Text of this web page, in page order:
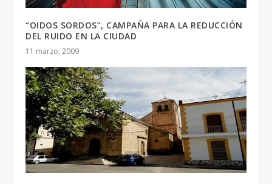
“OIDOS SORDOS”, CAMPAÑA PARA LA REDUCCIÓN
DEL RUIDO EN LA CIUDAD
11 marzo, 2009